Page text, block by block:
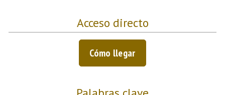
Acceso directo
Cómo llegar